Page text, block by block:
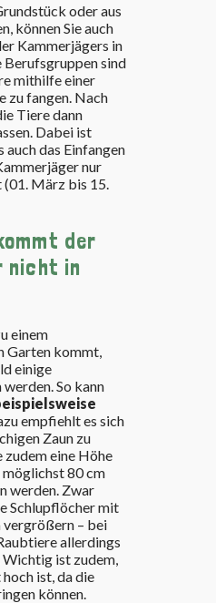
oder aus
können Sie auch
Kammerjägers in
Berufsgruppen sind
mithilfe einer
zu fangen. Nach
Tiere dann
Dabei ist
auch das Einfangen
nur
(01. März bis 15.
der
nicht in
einem
Garten kommt,
einige
So kann
empfiehlt es sich
Zaun zu
eine Höhe
möglichst 80 cm
werden. Zwar
Schlupflöcher mit
vergrößern – bei
allerdings
ist zudem,
ist, da die
können.